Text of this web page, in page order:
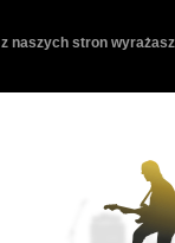
stron